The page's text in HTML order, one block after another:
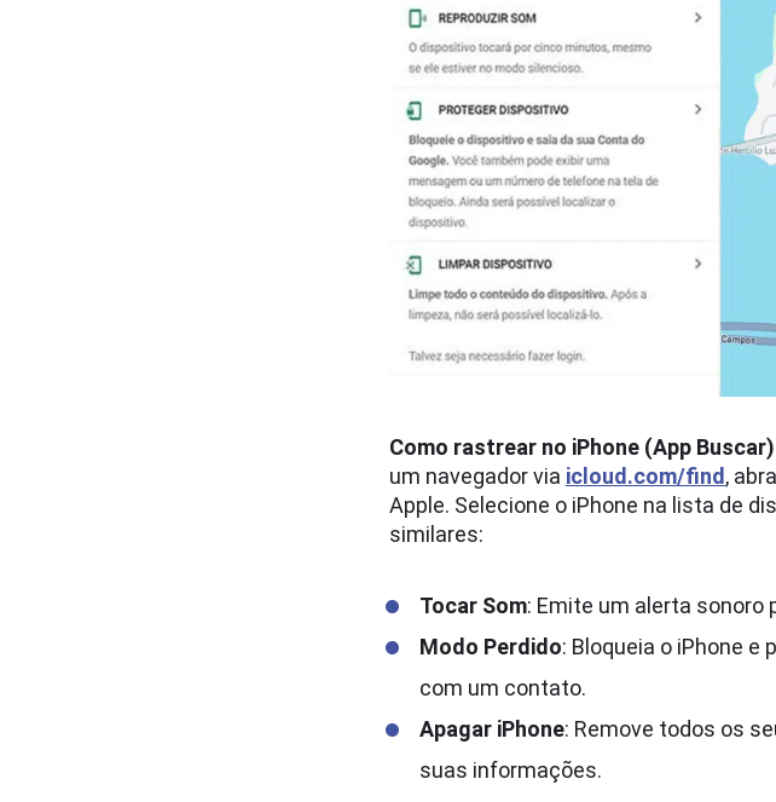
Como rastrear no iPhone (App
um navegador via icloud.com/find ,
Apple. Selecione o iPhone na lista de
similares:
Tocar Som: Emite um alerta sonoro
Modo Perdido: Bloqueia o iPhone
com um contato.
Apagar iPhone: Remove todos os
suas informações.